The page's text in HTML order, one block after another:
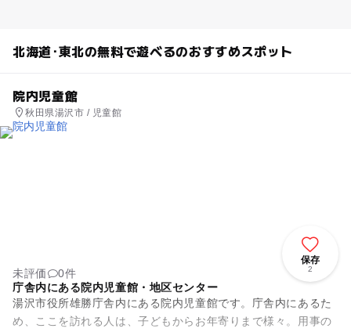
北海道･東北の無料で遊べるのおすすめスポット
院内児童館
秋田県湯沢市 / 児童館
保存
2
未評価
0件
庁舎内にある院内児童館・地区センター
湯沢市役所雄勝庁舎内にある院内児童館です。庁舎内にあるた
め、ここを訪れる人は、子どもからお年寄りまで様々。用事の